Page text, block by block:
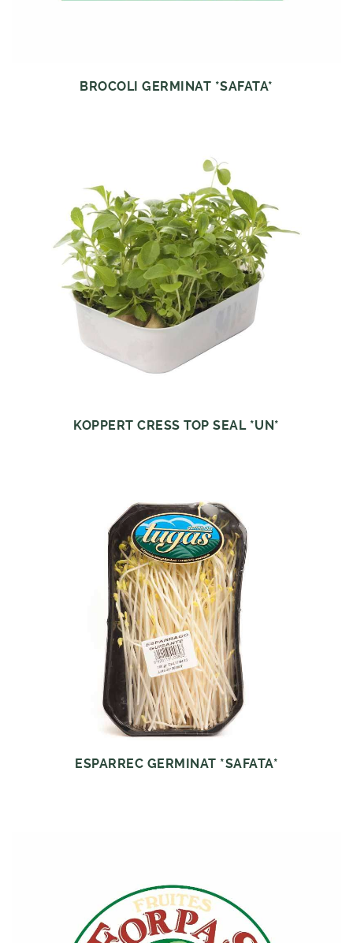
BROCOLI GERMINAT *SAFATA*
KOPPERT CRESS TOP SEAL *UN*
ESPARREC GERMINAT *SAFATA*